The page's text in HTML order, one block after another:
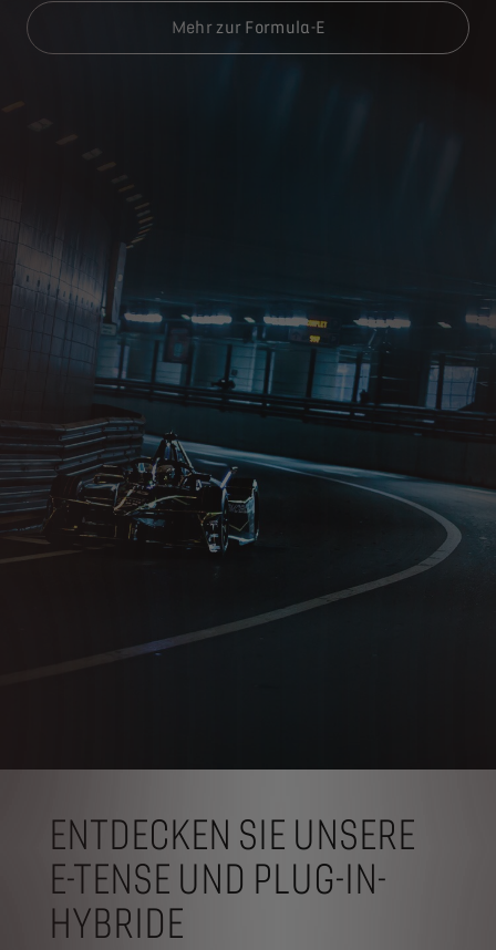
Mehr zur Formula-E
ENTDECKEN SIE UNSERE
E-TENSE UND PLUG-IN-
HYBRIDE